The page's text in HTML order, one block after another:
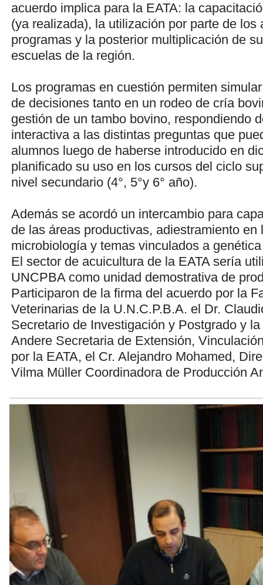
acuerdo implica para la EATA: la
(ya realizada), la utilización por parte de los
programas y la posterior multiplicación de
escuelas de la región.
Los programas en cuestión permiten
de decisiones tanto en un rodeo de cría
gestión de un tambo bovino, respondiendo
interactiva a las distintas preguntas que
alumnos luego de haberse introducido en
planificado su uso en los cursos del ciclo
nivel secundario (4°, 5°y 6° año).
Además se acordó un intercambio para
de las áreas productivas, adiestramiento en
microbiología y temas vinculados a
El sector de acuicultura de la EATA sería
UNCPBA como unidad demostrativa de
Participaron de la firma del acuerdo por la
Veterinarias de la U.N.C.P.B.A. el Dr.
Secretario de Investigación y Postgrado y
Andere Secretaria de Extensión,
por la EATA, el Cr. Alejandro Mohamed,
Vilma Müller Coordinadora de Producción